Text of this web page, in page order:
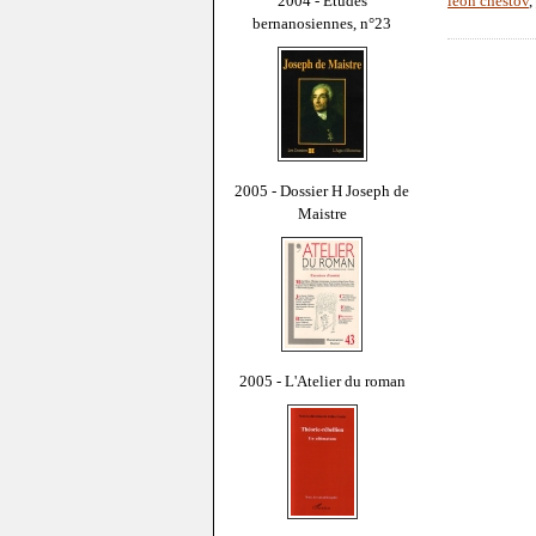
bernanosiennes, n°23
2005 - Dossier H Joseph de
Maistre
2005 - L'Atelier du roman